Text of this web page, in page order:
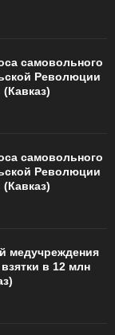
самовольного
Революции
самовольного
Революции
медучреждения
в 12 млн